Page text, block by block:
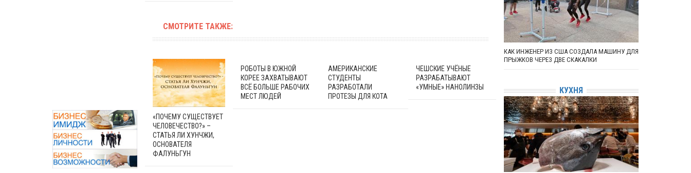
СМОТРИТЕ ТАКЖЕ:
«ПОЧЕМУ СУЩЕСТВУЕТ
ЧЕЛОВЕЧЕСТВО?» –
СТАТЬЯ ЛИ ХУНЧЖИ,
ОСНОВАТЕЛЯ
ФАЛУНЬГУН
РОБОТЫ В ЮЖНОЙ
КОРЕЕ ЗАХВАТЫВАЮТ
ВСЁ БОЛЬШЕ РАБОЧИХ
МЕСТ ЛЮДЕЙ
АМЕРИКАНСКИЕ
СТУДЕНТЫ
РАЗРАБОТАЛИ
ПРОТЕЗЫ ДЛЯ КОТА
ЧЕШСКИЕ УЧЁНЫЕ
РАЗРАБАТЫВАЮТ
«УМНЫЕ» НАНОЛИНЗЫ
КАК ИНЖЕНЕР ИЗ США СОЗДАЛА МАШИНУ ДЛЯ
ПРЫЖКОВ ЧЕРЕЗ ДВЕ СКАКАЛКИ
КУХНЯ